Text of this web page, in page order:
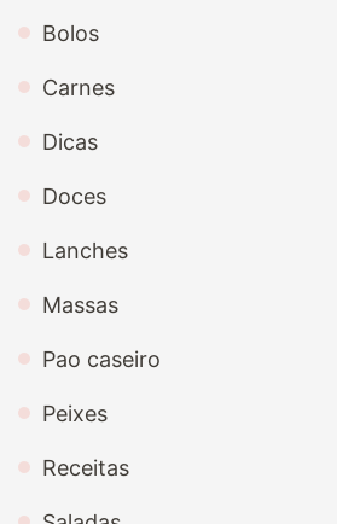
Bolos
Carnes
Dicas
Doces
Lanches
Massas
Pao caseiro
Peixes
Receitas